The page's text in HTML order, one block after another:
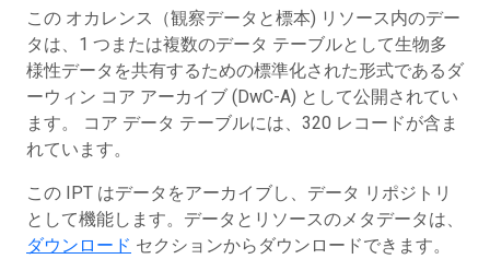
この オカレンス（観察データと標本) リソース内のデー
タは、1 つまたは複数のデータ テーブルとして生物多
様性データを共有するための標準化された形式であるダ
ーウィン コア アーカイブ (DwC-A) として公開されてい
ます。 コア データ テーブルには、320 レコードが含ま
れています。
この IPT はデータをアーカイブし、データ リポジトリ
として機能します。データとリソースのメタデータは、
ダウンロード セクションからダウンロードできます。